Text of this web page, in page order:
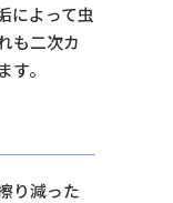
によって虫
も二次カ
。
り減った